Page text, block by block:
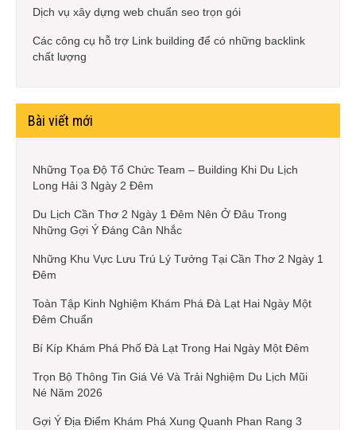
Dịch vụ xây dựng web chuẩn seo trọn gói
Các công cụ hỗ trợ Link building để có những backlink
chất lượng
Bài viết mới
Những Tọa Độ Tổ Chức Team – Building Khi Du Lịch
Long Hải 3 Ngày 2 Đêm
Du Lịch Cần Thơ 2 Ngày 1 Đêm Nên Ở Đâu Trong
Những Gợi Ý Đáng Cân Nhắc
Những Khu Vực Lưu Trú Lý Tưởng Tại Cần Thơ 2 Ngày 1
Đêm
Toàn Tập Kinh Nghiệm Khám Phá Đà Lạt Hai Ngày Một
Đêm Chuẩn
Bí Kíp Khám Phá Phố Đà Lạt Trong Hai Ngày Một Đêm
Trọn Bộ Thông Tin Giá Vé Và Trải Nghiệm Du Lịch Mũi
Né Năm 2026
Gợi Ý Địa Điểm Khám Phá Xung Quanh Phan Rang 3